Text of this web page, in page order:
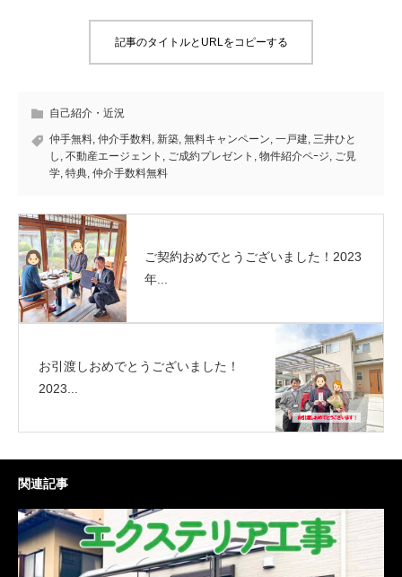
記事のタイトルとURLをコピーする
自己紹介・近況
仲手無料, 仲介手数料, 新築, 無料キャンペーン, 一戸建, 三井ひと
し , 不動産エージェント , ご成約プレゼント , 物件紹介ペｰジ, ご見
学, 特典, 仲介手数料無料
ご契約おめでとうございました！2023
年...
お引渡しおめでとうございました！
2023...
関連記事